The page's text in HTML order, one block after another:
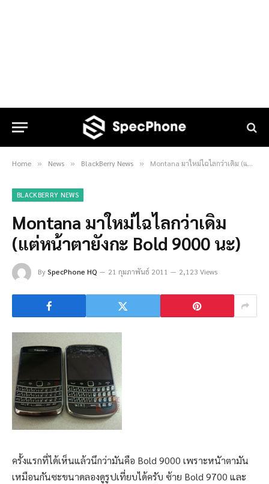
Home » News » BlackBerry News » Montana มาใหม่ไฉไลกว่าเดิม (แต่หน้าตายังกะ Bold 9000 นะ)
BLACKBERRY NEWS
Montana มาใหม่ไฉไลกว่าเดิม
(แต่หน้าตายังกะ Bold 9000 นะ)
BySpecPhone HQ 21 กุมภาพันธ์ 2011 2,123 Views
ครั้งแรกที่ได้เห็นแล้วนึกว่ามันคือ Bold 9000 เพราะหนัาตามัน
เหมือนกันซะขนาดลองดูรูปเที่ยบได้ครับ ซ้าย Bold 9700 และ